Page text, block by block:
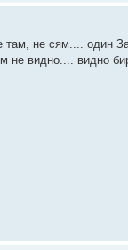
не сям.... один
не видно.... видно